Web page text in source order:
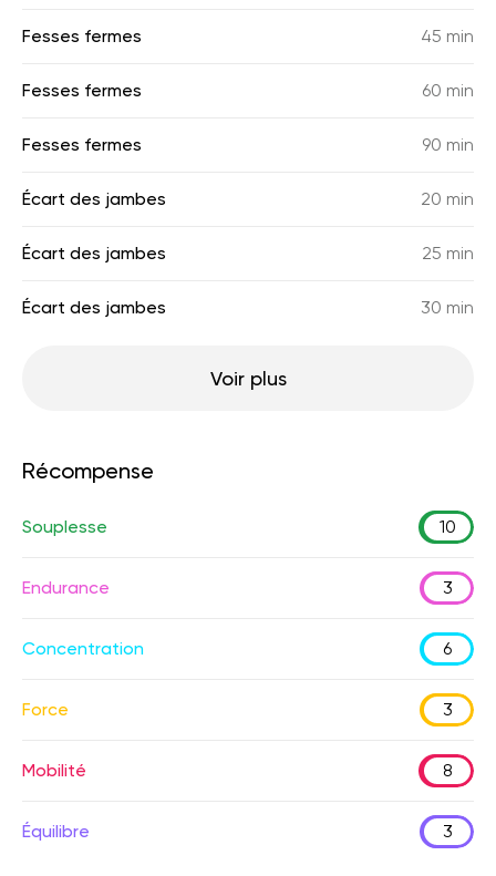
Fesses fermes 45 min
Fesses fermes 60 min
Fesses fermes 90 min
Écart des jambes 20 min
Écart des jambes 25 min
Écart des jambes 30 min
Voir plus
Récompense
Souplesse 10
Endurance 3
Concentration 6
Force 3
Mobilité 8
Équilibre 3